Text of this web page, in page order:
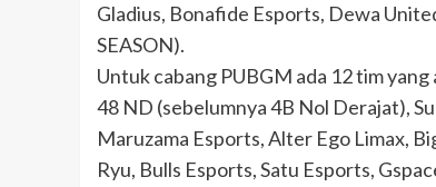
Gladius, Bonafide Esports, Dewa
SEASON).
Untuk cabang PUBGM ada 12 tim
48 ND (sebelumnya 4B Nol Derajat),
Maruzama Esports, Alter Ego Limax,
Ryu, Bulls Esports, Satu Esports,